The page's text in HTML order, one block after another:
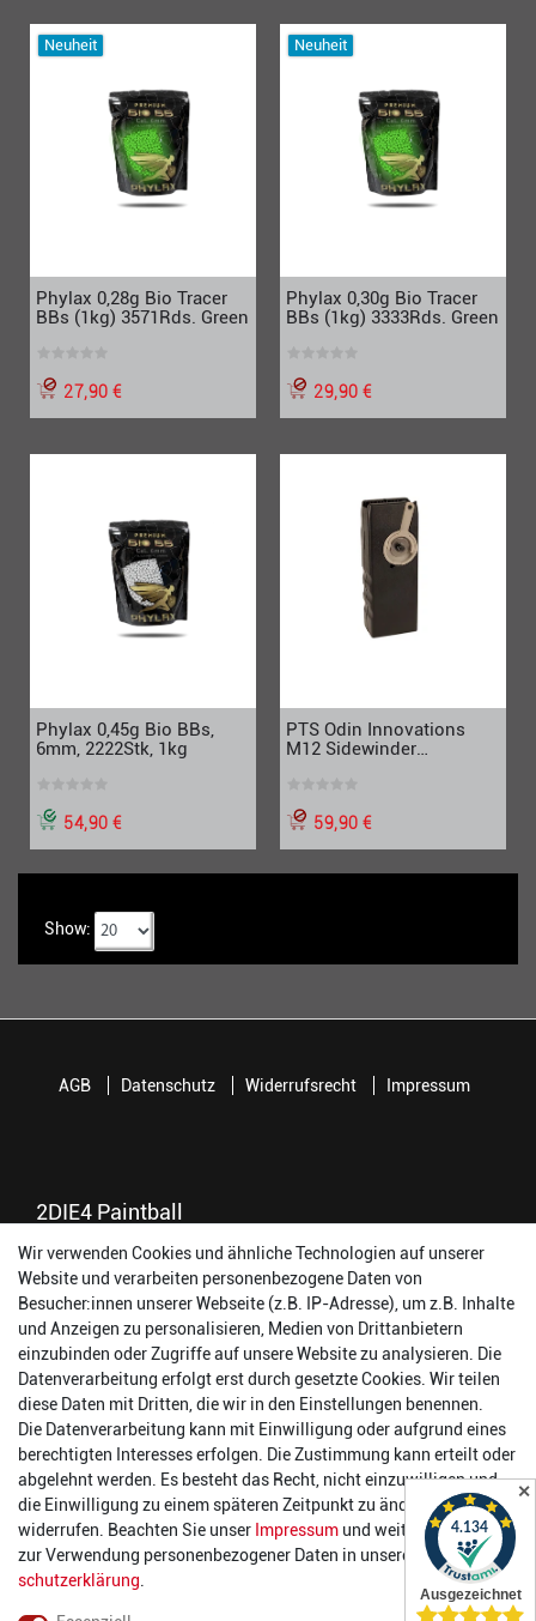
Neuheit
Phylax 0,28g Bio Tracer
BBs (1kg) 3571Rds. Green
27,90 €
Neuheit
Phylax 0,30g Bio Tracer
BBs (1kg) 3333Rds. Green
29,90 €
Phylax 0,45g Bio BBs,
6mm, 2222Stk, 1kg
54,90 €
PTS Odin Innovations
M12 Sidewinder
59,90 €
Show:
2DIE4 Paintball
56457 Westerburg
Reinhold-Ferger-Straße 26
order@2die4-sports.com
0 26 63/ 9 68 69 37
Öffnungszeiten
14:00 - 17:00 Uhr
Dienstag:
14:00 - 17:00 Uhr
Mittwoch:
14:00 - 17:00 Uhr
Donnerstag:
14:00 - 17:00 Uhr
14:00 - 19:00 Uhr
10:00 - 17:00 Uhr
AGB Datenschutz Widerrufsrecht Impressum
Wir verwenden Cookies und ähnliche Technologien auf unserer
Website und verarbeiten personenbezogene Daten von
Besucher:innen unserer Webseite (z.B. IP-Adresse), um z.B. Inhalte
und Anzeigen zu personalisieren, Medien von Drittanbietern
einzubinden oder Zugriffe auf unsere Website zu analysieren. Die
Datenverarbeitung erfolgt erst durch gesetzte Cookies. Wir teilen
diese Daten mit Dritten, die wir in den Einstellungen benennen.
Die Datenverarbeitung kann mit Einwilligung oder aufgrund eines
berechtigten Interesses erfolgen. Die Zustimmung kann erteilt oder
abgelehnt werden. Es besteht das Recht, nicht einzuwilligen und
die Einwilligung zu einem späteren Zeitpunkt zu ändern oder zu
widerrufen. Beachten Sie unser Impressum und weitere Hinweise
zur Verwendung personenbezogener Daten in unserer
Daten­
schutz­erklärung
✕